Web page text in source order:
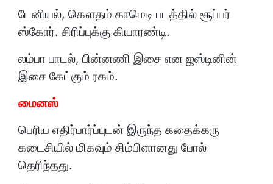
டேனியல், கௌதம் காமெடி படத்தில் சூப்பர்
ஸ்கோர். சிரிப்புக்கு கியாரண்டி.
லம்பா பாடல், பின்னணி இசை என ஜஸ்டினின்
இசை கேட்கும் ரகம்.
மைனஸ்
பெரிய எதிர்பார்ப்புடன் இருந்த கதைக்கரு
கடைசியில் மிகவும் சிம்பிளானது போல்
தெரிந்தது.